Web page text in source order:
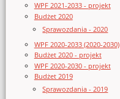
WPF 2021-2033 - projekt
Budżet 2020
Sprawozdania - 2020
WPF 2020-2033 (2020-2030)
Budżet 2020 - projekt
WPF 2020-2030 - projekt
Budżet 2019
Sprawozdania - 2019